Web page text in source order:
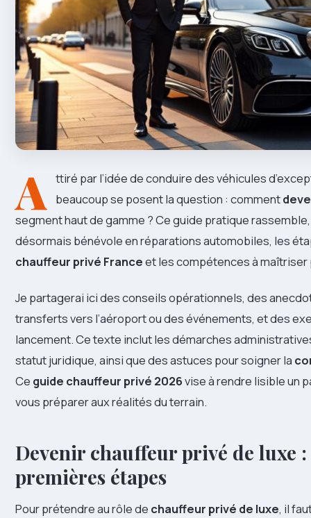
A ttiré par l’idée de conduire des véhicules
beaucoup se posent la question : comment
segment haut de gamme ? Ce guide pratique
désormais bénévole en réparations automobiles, les
chauffeur privé Franceet les compétences à
Je partagerai ici des conseils opérationnels, des
transferts vers l’aéroport ou des événements, et des
lancement. Ce texte inclut les démarches
statut juridique, ainsi que des astuces pour soigner la
Ce guide chauffeur privé 2026vise à rendre lisible un
vous préparer aux réalités du terrain.
Devenir chauffeur privé de luxe
premières étapes
Pour prétendre au rôle de chauffeur privé de luxe, il